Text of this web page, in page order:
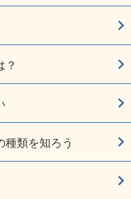
？
種類を知ろう